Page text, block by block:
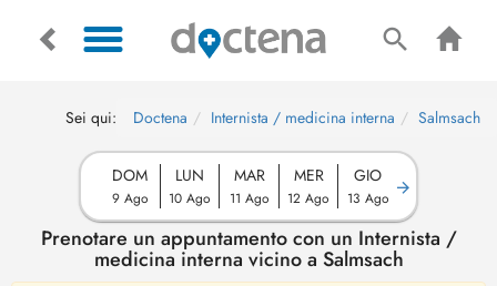
Sei qui: Doctena Internista / medicina interna Salmsach
DOM
9 Ago
LUN
10 Ago
MAR
11 Ago
MER
12 Ago
GIO
13 Ago
Prenotare un appuntamento con un Internista /
medicina interna vicino a Salmsach